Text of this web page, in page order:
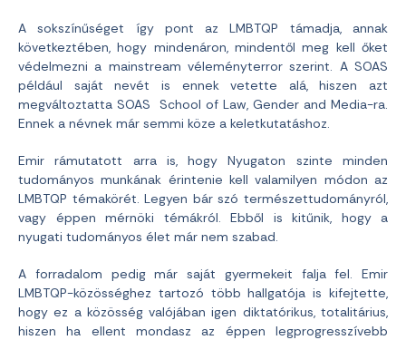
A sokszínűséget így pont az LMBTQP támadja, annak
következtében, hogy mindenáron, mindentől meg kell őket
védelmezni a mainstream véleményterror szerint. A SOAS
például saját nevét is ennek vetette alá, hiszen azt
megváltoztatta SOAS School of Law, Gender and Media-ra.
Ennek a névnek már semmi köze a keletkutatáshoz.
Emir rámutatott arra is, hogy Nyugaton szinte minden
tudományos munkának érintenie kell valamilyen módon az
LMBTQP témakörét. Legyen bár szó természettudományról,
vagy éppen mérnöki témákról. Ebből is kitűnik, hogy a
nyugati tudományos élet már nem szabad.
A forradalom pedig már saját gyermekeit falja fel. Emir
LMBTQP-közösséghez tartozó több hallgatója is kifejtette,
hogy ez a közösség valójában igen diktatórikus, totalitárius,
hiszen ha ellent mondasz az éppen legprogresszívebb